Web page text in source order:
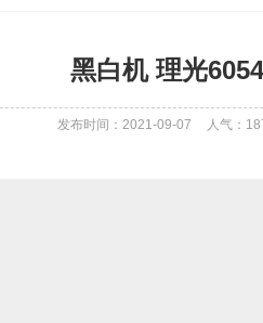
黑白机 理光6054
发布时间：2021-09-07 人气：